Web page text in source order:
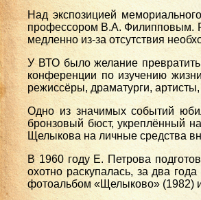
Над экспозицией
профессором В.А. Филипповым.
медленно из-за отсутствия
У ВТО было желание превратить
конференции по изучению
режиссёры, драматурги,
Одно из значимых событий
бронзовый бюст, укреплённый
Щелыкова на личные средства
В 1960 году Е. Петрова
охотно раскупалась, за два
фотоальбом «Щелыково» (1982)